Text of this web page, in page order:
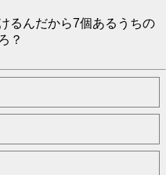
るんだから7個あるうちの
？